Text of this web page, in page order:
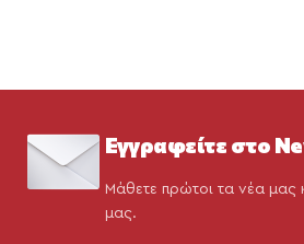
Εγγραφείτε στο
Μάθετε πρώτοι τα νέα μας
μας.